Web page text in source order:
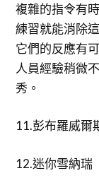
複雜的指令有
練習就能消除
它們的反應有
人員經驗稍微
秀。
11.彭布羅威爾
12.迷你雪納瑞